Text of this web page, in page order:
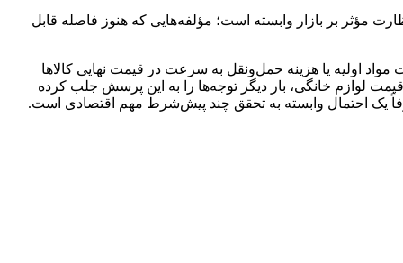
مؤثر بر بازار وابسته است؛ مؤلفه‌هایی که هنوز فاصله قابل
اولیه یا هزینه حمل‌ونقل به سرعت در قیمت نهایی کالاها
لوازم خانگی، بار دیگر توجه‌ها را به این پرسش جلب کرده
یک احتمال وابسته به تحقق چند پیش‌شرط مهم اقتصادی است.